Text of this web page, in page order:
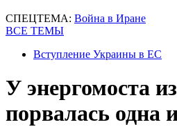
СПЕЦТЕМА: Война в Иране
ВСЕ ТЕМЫ
Вступление Украины в ЕС
У энергомоста
порвалась одна